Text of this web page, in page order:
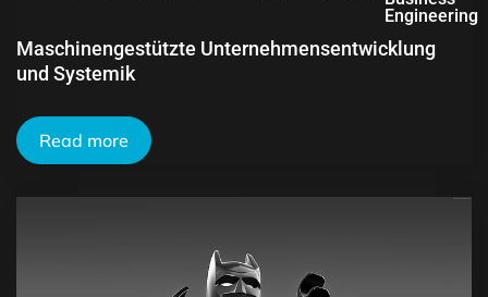
Engineering
Maschinengestützte Unternehmensentwicklung
und Systemik
Read more